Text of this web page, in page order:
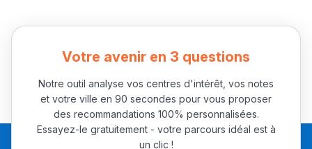
Votre avenir en 3 questions
Notre outil analyse vos centres d'intérêt, vos notes
et votre ville en 90 secondes pour vous proposer
des recommandations 100% personnalisées.
Essayez-le gratuitement - votre parcours idéal est à
un clic !